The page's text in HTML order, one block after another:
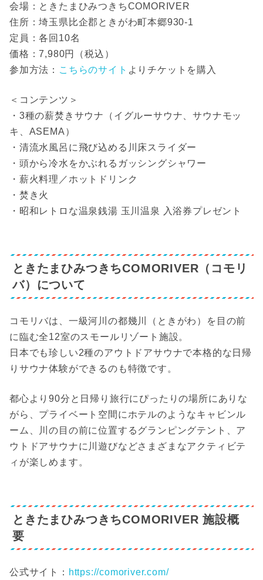
会場：ときたまひみつきちCOMORIVER
住所：埼玉県比企郡ときがわ町本郷930-1
定員：各回10名
価格：7,980円（税込）
参加方法： こちらのサイト よりチケットを購入
＜コンテンツ＞
・3種の薪焚きサウナ（イグルーサウナ、サウナモッ
キ、ASEMA）
・清流水風呂に飛び込める川床スライダー
・頭から冷水をかぶれるガッシングシャワー
・薪火料理／ホットドリンク
・焚き火
・昭和レトロな温泉銭湯 玉川温泉 入浴券プレゼント
ときたまひみつきちCOMORIVER（コモリ
バ）について
コモリバは、一級河川の都幾川（ときがわ）を目の前
に臨む全12室のスモールリゾート施設。
日本でも珍しい2種のアウトドアサウナで本格的な日帰
りサウナ体験ができるのも特徴です。
都心より90分と日帰り旅行にぴったりの場所にありな
がら、プライベート空間にホテルのようなキャビンル
ーム、川の目の前に位置するグランピングテント、ア
ウトドアサウナに川遊びなどさまざまなアクティビテ
ィが楽しめます。
ときたまひみつきちCOMORIVER 施設概
要
公式サイト： https://comoriver.com/